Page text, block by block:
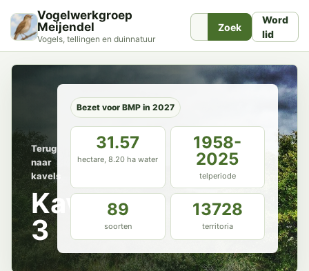
Vogelwerkgroep
Meijendel
Vogels, tellingen en duinnatuur
Zoek
Word
lid
Terug
naar
kavels
Kavel
3
Bezet voor BMP in 2027
31.57
hectare, 8.20 ha water
1958-
2025
telperiode
89
soorten
13728
territoria